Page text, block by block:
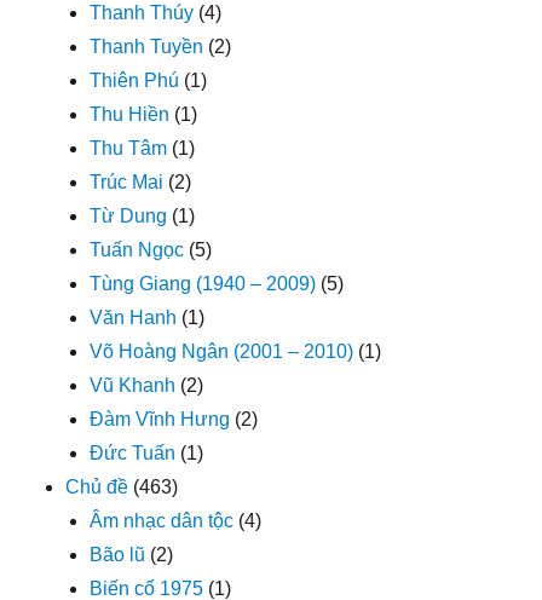
Thanh Thúy (4)
Thanh Tuyền (2)
Thiên Phú (1)
Thu Hiền (1)
Thu Tâm (1)
Trúc Mai (2)
Từ Dung (1)
Tuấn Ngọc (5)
Tùng Giang (1940 – 2009) (5)
Văn Hanh (1)
Võ Hoàng Ngân (2001 – 2010) (1)
Vũ Khanh (2)
Đàm Vĩnh Hưng (2)
Đức Tuấn (1)
Chủ đề (463)
Âm nhạc dân tộc (4)
Bão lũ (2)
Biến cố 1975 (1)